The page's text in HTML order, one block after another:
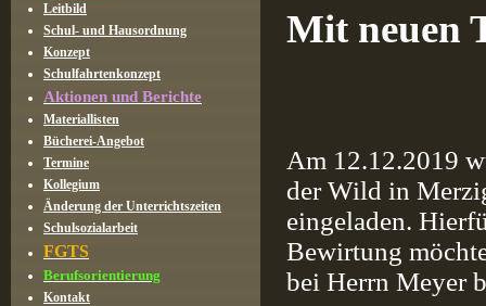
Leitbild
Schul- und Hausordnung
Konzept
Schulfahrtenkonzept
Aktionen und Berichte
Materiallisten
Bücherei-Angebot
Termine
Kollegium
Änderung der Unterrichtszeiten
Schulsozialarbeit
FGTS
Berufsorientierung
Kontakt
Mit neuen
Am 12.12.2019
der Wild in
eingeladen.
Bewirtung
bei Herrn Meyer